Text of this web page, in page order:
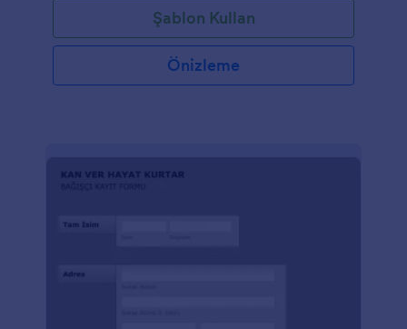
Şablon Kullan
Önizleme